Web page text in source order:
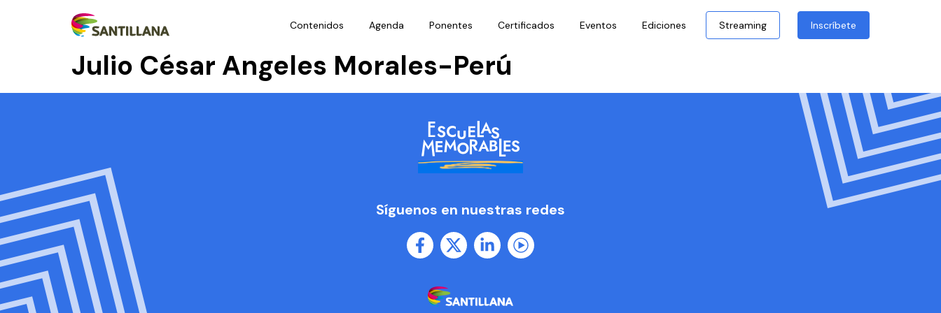
Contenidos Agenda Ponentes Certificados Eventos Ediciones Streaming Inscríbete
Julio César Angeles Morales-Perú
Síguenos en nuestras redes